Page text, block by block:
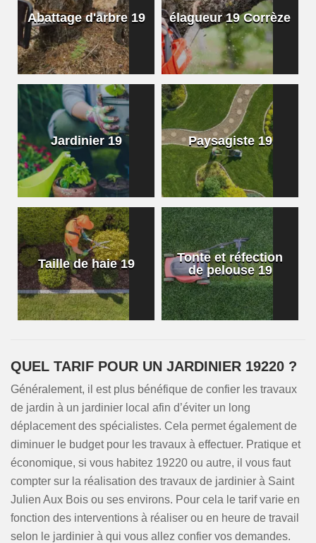
Abattage d'arbre 19 élagueur 19 Corrèze
Jardinier 19 Paysagiste 19
Taille de haie 19
Tonte et réfection
de pelouse 19
QUEL TARIF POUR UN JARDINIER 19220 ?
Généralement, il est plus bénéfique de confier les travaux
de jardin à un jardinier local afin d’éviter un long
déplacement des spécialistes. Cela permet également de
diminuer le budget pour les travaux à effectuer. Pratique et
économique, si vous habitez 19220 ou autre, il vous faut
compter sur la réalisation des travaux de jardinier à Saint
Julien Aux Bois ou ses environs. Pour cela le tarif varie en
fonction des interventions à réaliser ou en heure de travail
selon le jardinier à qui vous allez confier vos demandes.